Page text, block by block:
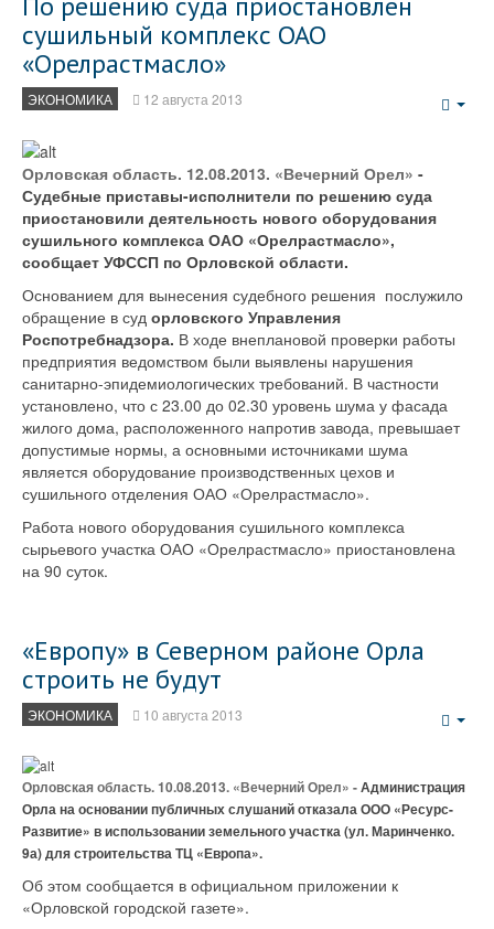
сушильный комплекс ОАО
«Орелрастмасло»
ЭКОНОМИКА 12 августа 2013
Орловская область. 12.08.2013. «Вечерний Орел» -
Судебные приставы-исполнители по решению суда
приостановили деятельность нового оборудования
сушильного комплекса ОАО «Орелрастмасло»,
сообщает УФССП по Орловской области.
Основанием для вынесения судебного решения послужило
обращение в суд орловского Управления
Роспотребнадзора. В ходе внеплановой проверки работы
предприятия ведомством были выявлены нарушения
санитарно-эпидемиологических требований. В частности
установлено, что с 23.00 до 02.30 уровень шума у фасада
жилого дома, расположенного напротив завода, превышает
допустимые нормы, а основными источниками шума
является оборудование производственных цехов и
сушильного отделения ОАО «Орелрастмасло».
Работа нового оборудования сушильного комплекса
сырьевого участка ОАО «Орелрастмасло» приостановлена
на 90 суток.
«Европу» в Северном районе Орла
строить не будут
ЭКОНОМИКА 10 августа 2013
Орловская область. 10.08.2013. «Вечерний Орел» -Администрация
Орла на основании публичных слушаний отказала ООО «Ресурс-
Развитие» в использовании земельного участка (ул. Маринченко.
9а) для строительства ТЦ «Европа».
Об этом сообщается в официальном приложении к
«Орловской городской газете».